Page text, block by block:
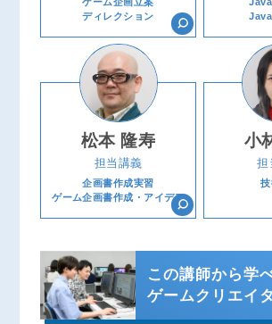
ディレクション
松本 隆寿
担当講義
企画書作成実習
ゲーム企画書作成・アイデア
小
担
この講師から学
ゲームクリエイ